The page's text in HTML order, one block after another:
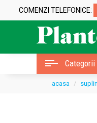
COMENZI TELEFONICE:
acasa